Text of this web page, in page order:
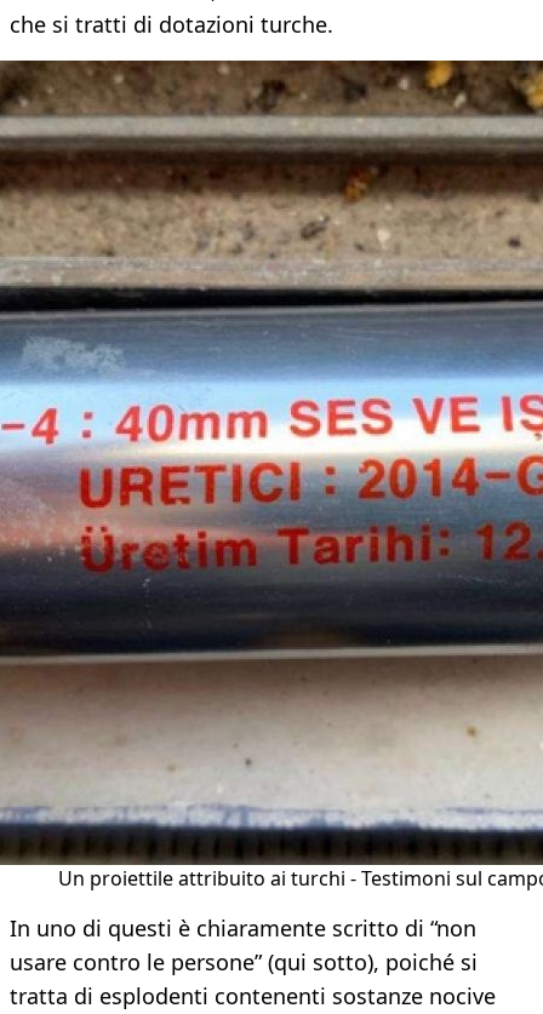
che si tratti di dotazioni turche.
Un proiettile attribuito ai turchi - Testimoni sul
In uno di questi è chiaramente scritto di “non
usare contro le persone” (qui sotto), poiché si
tratta di esplodenti contenenti sostanze nocive